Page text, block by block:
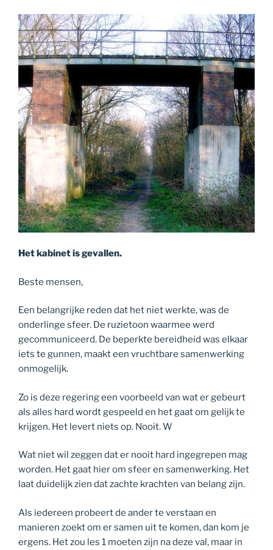
Het kabinet is gevallen.
Beste mensen,
Een belangrijke reden dat het niet werkte, was de
onderlinge sfeer. De ruzietoon waarmee werd
gecommuniceerd. De beperkte bereidheid was elkaar
iets te gunnen, maakt een vruchtbare samenwerking
onmogelijk.
Zo is deze regering een voorbeeld van wat er gebeurt
als alles hard wordt gespeeld en het gaat om gelijk te
krijgen. Het levert niets op. Nooit. W
Wat niet wil zeggen dat er nooit hard ingegrepen mag
worden. Het gaat hier om sfeer en samenwerking. Het
laat duidelijk zien dat zachte krachten van belang zijn.
Als iedereen probeert de ander te verstaan en
manieren zoekt om er samen uit te komen, dan kom je
ergens. Het zou les 1 moeten zijn na deze val, maar in